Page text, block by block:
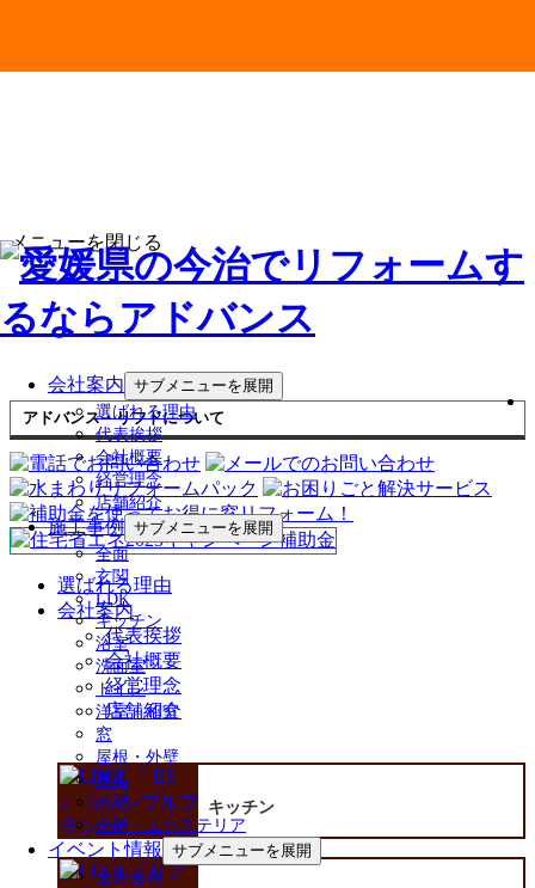
会社案内 サブメニューを展開
選ばれる理由
代表挨拶
会社概要
経営理念
店舗紹介
施工事例 サブメニューを展開
全面
玄関
LDK
キッチン
浴室
洗面室
トイレ
洋室・和室
窓
屋根・外壁
屋根
外壁
外構・エクステリア
イベント情報
サブメニューを展開
全店合同
メニューを閉じる
アドバンス・リフドについて
選ばれる理由
会社案内
代表挨拶
会社概要
経営理念
店舗紹介
キッチン